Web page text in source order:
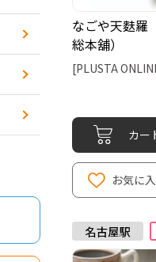
なごや天麩
総本舖）
[PLUSTA
カー
お気に